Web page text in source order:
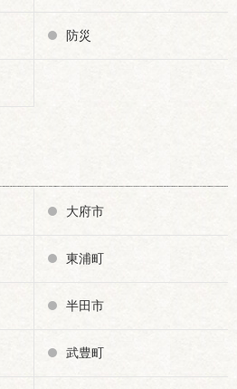
防災
大府市
東浦町
半田市
武豊町